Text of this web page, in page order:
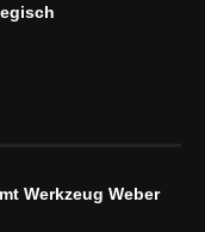
Werkzeug Weber